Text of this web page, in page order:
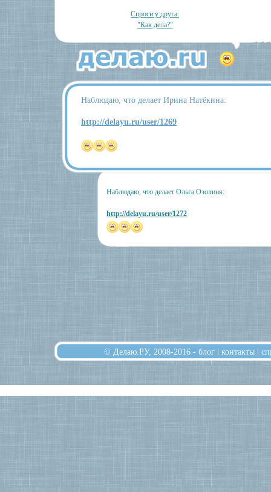
Спроси у друга:
"Как дела?"
Наблюдаю, что делает Ирина Натёкина:
http://delayu.ru/user/1269
Наблюдаю, что делает Ольга Озолиня:
http://delayu.ru/user/1272
© Делаю.РУ, 2008-2016 - блог | контакты |